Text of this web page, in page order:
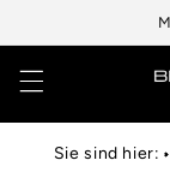
Inhalt
Sie sind hier: